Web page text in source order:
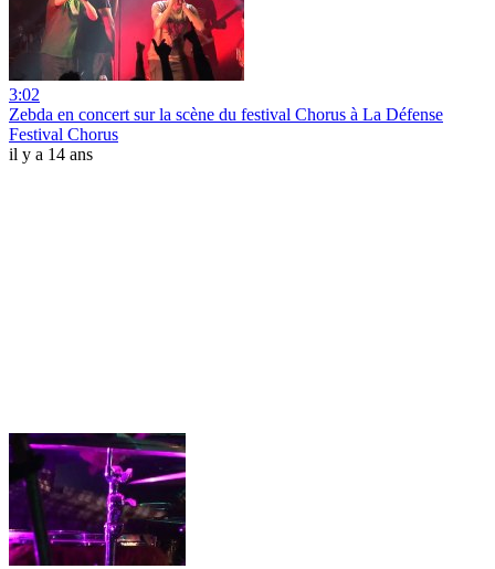
3:02
Zebda en concert sur la scène du festival Chorus à La Défense
Festival Chorus
il y a 14 ans